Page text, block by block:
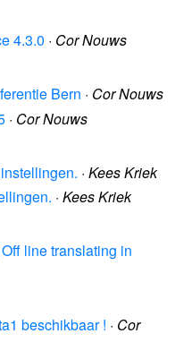
4.3.0 · Cor Nouws
Bern · Cor Nouws
· Cor Nouws
· Kees Kriek
· Kees Kriek
line translating in
beschikbaar ! · Cor